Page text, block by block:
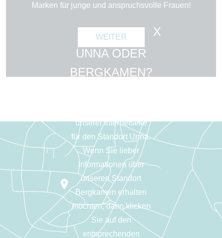
X
UNNA ODER
BERGKAMEN?
unserer Internetseite
für den Standort Unna.
Wenn Sie lieber
Informationen über
unseren Standort
Bergkamen erhalten
möchten, dann klicken
Sie auf den
entsprechenden
Marken für junge und anspruchsvolle Frauen!
WEITER